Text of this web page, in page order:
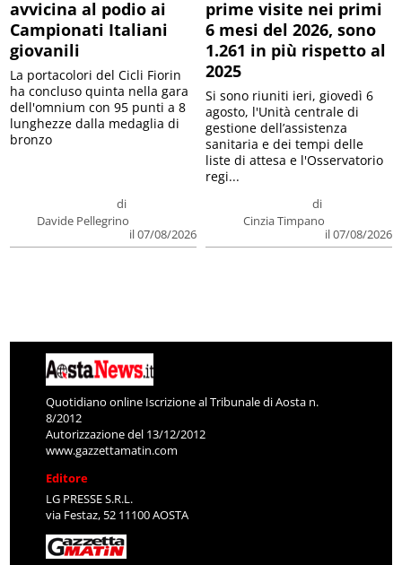
avvicina al podio ai
Campionati Italiani
giovanili
di
Davide Pellegrino
il 07/08/2026
La portacolori del Cicli Fiorin
ha concluso quinta nella gara
dell'omnium con 95 punti a 8
lunghezze dalla medaglia di
bronzo
prime visite nei primi
6 mesi del 2026, sono
1.261 in più rispetto al
2025
di
Cinzia Timpano
il 07/08/2026
Si sono riuniti ieri, giovedì 6
agosto, l'Unità centrale di
gestione dell’assistenza
sanitaria e dei tempi delle
liste di attesa e l'Osservatorio
regi...
Quotidiano online Iscrizione al Tribunale di Aosta n.
8/2012
Autorizzazione del 13/12/2012
www.gazzettamatin.com
Editore
LG PRESSE S.R.L.
via Festaz, 52 11100 AOSTA